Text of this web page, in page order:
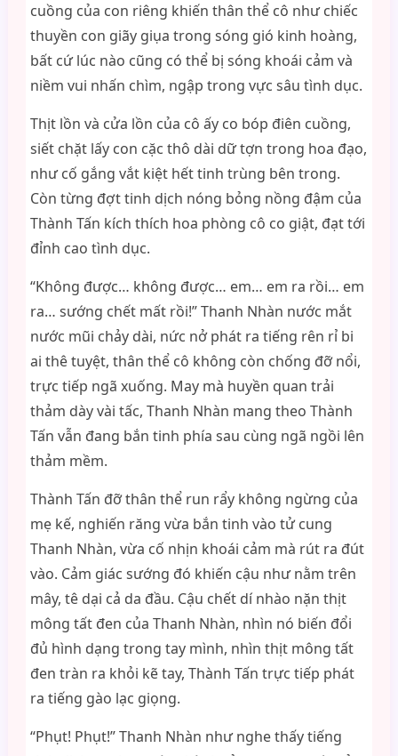
cuồng của con riêng khiến thân thể cô như chiếc
thuyền con giãy giụa trong sóng gió kinh hoàng,
bất cứ lúc nào cũng có thể bị sóng khoái cảm và
niềm vui nhấn chìm, ngập trong vực sâu tình dục.
Thịt lồn và cửa lồn của cô ấy co bóp điên cuồng,
siết chặt lấy con cặc thô dài dữ tợn trong hoa đạo,
như cố gắng vắt kiệt hết tinh trùng bên trong.
Còn từng đợt tinh dịch nóng bỏng nồng đậm của
Thành Tấn kích thích hoa phòng cô co giật, đạt tới
đỉnh cao tình dục.
“Không được… không được… em… em ra rồi… em
ra… sướng chết mất rồi!” Thanh Nhàn nước mắt
nước mũi chảy dài, nức nở phát ra tiếng rên rỉ bi
ai thê tuyệt, thân thể cô không còn chống đỡ nổi,
trực tiếp ngã xuống. May mà huyền quan trải
thảm dày vài tấc, Thanh Nhàn mang theo Thành
Tấn vẫn đang bắn tinh phía sau cùng ngã ngồi lên
thảm mềm.
Thành Tấn đỡ thân thể run rẩy không ngừng của
mẹ kế, nghiến răng vừa bắn tinh vào tử cung
Thanh Nhàn, vừa cố nhịn khoái cảm mà rút ra đút
vào. Cảm giác sướng đó khiến cậu như nằm trên
mây, tê dại cả da đầu. Cậu chết dí nhào nặn thịt
mông tất đen của Thanh Nhàn, nhìn nó biến đổi
đủ hình dạng trong tay mình, nhìn thịt mông tất
đen tràn ra khỏi kẽ tay, Thành Tấn trực tiếp phát
ra tiếng gào lạc giọng.
“Phụt! Phụt!” Thanh Nhàn như nghe thấy tiếng